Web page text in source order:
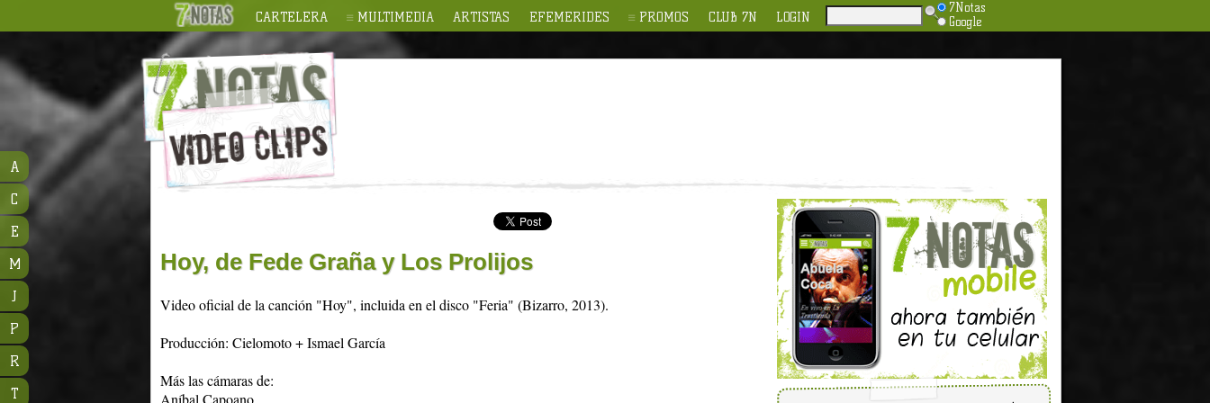
CARTELERA MULTIMEDIA ARTISTAS EFEMERIDES PROMOS CLUB 7N LOGIN
7Notas
Google
Hoy, de Fede Graña y Los Prolijos
Video oficial de la canción "Hoy", incluida en el disco "Feria" (Bizarro, 2013).
Producción: Cielomoto + Ismael García
Más las cámaras de:
Aníbal Capoano
A
C
E
M
J
P
R
T